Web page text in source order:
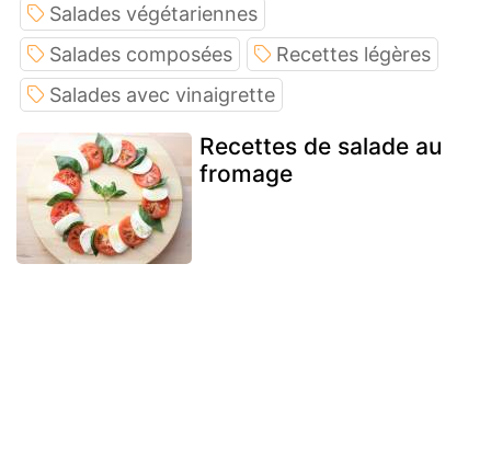
Salades végétariennes
Salades composées
Recettes légères
Salades avec vinaigrette
Recettes de salade au
fromage